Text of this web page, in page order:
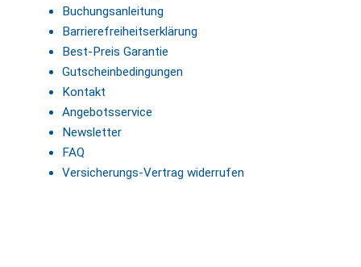
Buchungsanleitung
Barrierefreiheitserklärung
Best-Preis Garantie
Gutscheinbedingungen
Kontakt
Angebotsservice
Newsletter
FAQ
Versicherungs-Vertrag widerrufen